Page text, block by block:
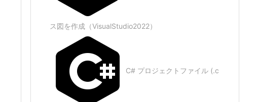
ス図を作成（VisualStudio2022）
C# プロジェクトファイル (.c